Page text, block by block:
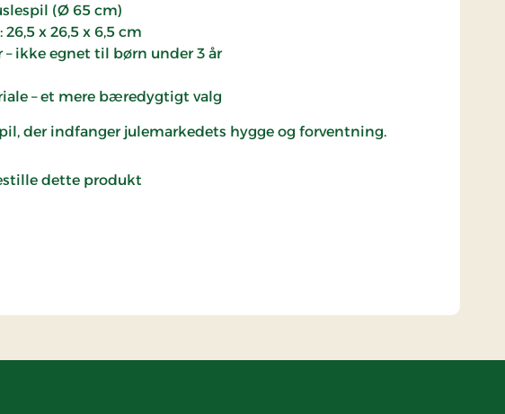
(Ø 65 cm)
x 26,5 x 6,5 cm
ikke egnet til børn under 3 år
– et mere bæredygtigt valg
der indfanger julemarkedets hygge og forventning.
dette produkt